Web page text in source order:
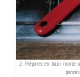
2. Préparez en bain marie